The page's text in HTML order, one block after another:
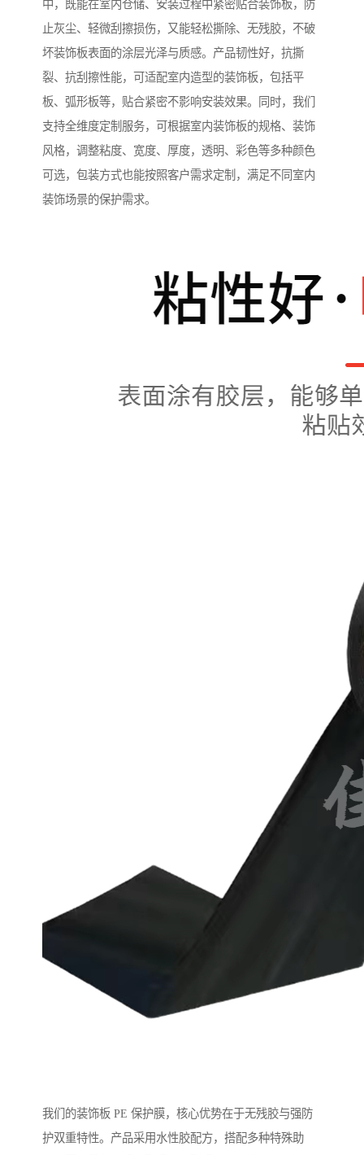
中，既能在室内仓储、安装过程中紧密贴合装饰板，防
止灰尘、轻微刮擦损伤，又能轻松撕除、无残胶，不破
坏装饰板表面的涂层光泽与质感。产品韧性好，抗撕
裂、抗刮擦性能，可适配室内造型的装饰板，包括平
板、弧形板等，贴合紧密不影响安装效果。同时，我们
支持全维度定制服务，可根据室内装饰板的规格、装饰
风格，调整粘度、宽度、厚度，透明、彩色等多种颜色
可选，包装方式也能按照客户需求定制，满足不同室内
装饰场景的保护需求。
我们的装饰板 PE 保护膜，核心优势在于无残胶与强防
护双重特性。产品采用水性胶配方，搭配多种特殊助